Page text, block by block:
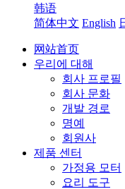
韩语
简体中文 English
网站首页
우리에 대해
회사 프로필
회사 문화
개발 경로
명예
회원사
제품 센터
가정용 모터
요리 도구